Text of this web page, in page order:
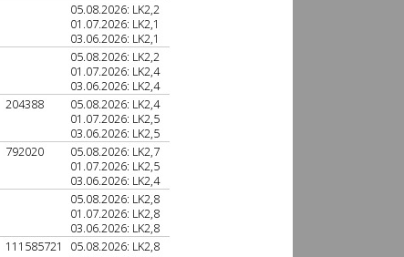
05.08.2026: LK2,2
01.07.2026: LK2,1
03.06.2026: LK2,1
05.08.2026: LK2,2
01.07.2026: LK2,4
03.06.2026: LK2,4
204388
05.08.2026: LK2,4
01.07.2026: LK2,5
03.06.2026: LK2,5
792020
05.08.2026: LK2,7
01.07.2026: LK2,5
03.06.2026: LK2,4
05.08.2026: LK2,8
01.07.2026: LK2,8
03.06.2026: LK2,8
111585721
05.08.2026: LK2,8